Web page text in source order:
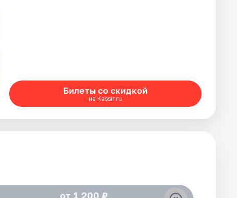
Билеты со скидкой
на Kassir.ru
от 1 200 ₽